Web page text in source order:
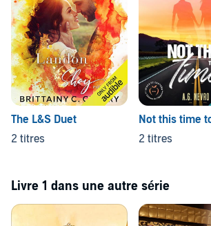
The L&S Duet
2 titres
Not this time
2 titres
Livre 1 dans une autre série